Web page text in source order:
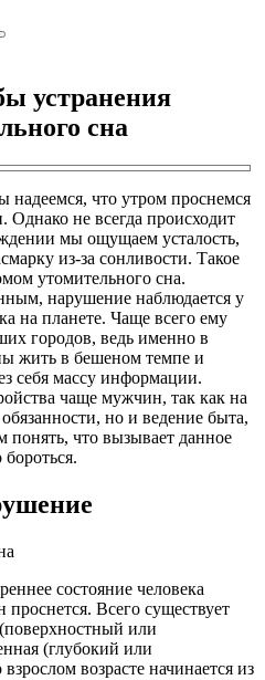
устранения
сна
надеемся, что утром проснемся
не всегда происходит
мы ощущаем усталость,
из-за сонливости. Такое
утомительного сна.
нарушение наблюдается у
на планете. Чаще всего ему
городов, ведь именно в
жить в бешеном темпе и
себя массу информации.
чаще мужчин, так как на
но и ведение быта,
понять, что вызывает данное
состояние человека
проснется. Всего существует
или
(глубокий или
возрасте начинается из